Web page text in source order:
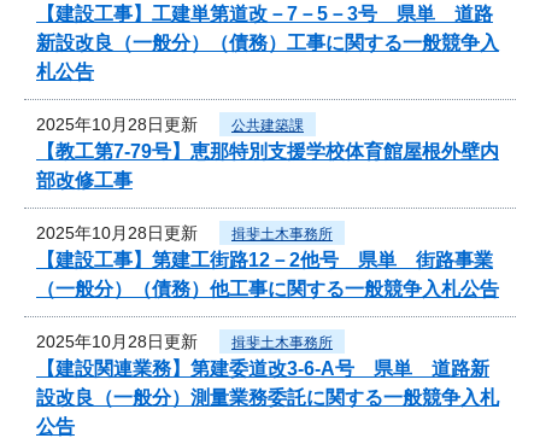
【建設工事】工建単第道改－7－5－3号 県単 道路
新設改良（一般分）（債務）工事に関する一般競争入
札公告
2025年10月28日更新 公共建築課
【教工第7-79号】恵那特別支援学校体育館屋根外壁内
部改修工事
2025年10月28日更新 揖斐土木事務所
【建設工事】第建工街路12－2他号 県単 街路事業
（一般分）（債務）他工事に関する一般競争入札公告
2025年10月28日更新 揖斐土木事務所
【建設関連業務】第建委道改3-6-A号 県単 道路新
設改良（一般分）測量業務委託に関する一般競争入札
公告